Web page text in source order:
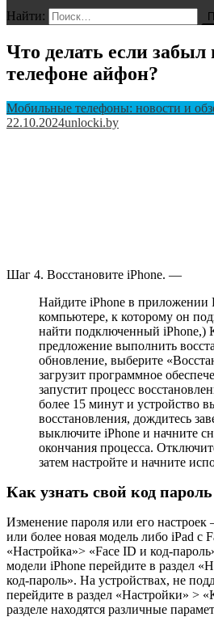
Найти:
Что делать если забыл
телефоне айфон?
Мобильные телефоны: новости и
22.10.2024unlocki.by
Шаг 4. Восстановите iPhone. —
Найдите iPhone в приложении
компьютере, к которому он
найти подключенный iPhone,)
предложение выполнить
обновление, выберите
загрузит программное
запустит процесс
более 15 минут и устройство
восстановления, дождитесь
выключите iPhone и начните
окончания процесса.
затем настройте и начните
Как узнать свой код
Изменение пароля или его
или более новая модель либо iPad с
«Настройка»> «Face ID и код-
модели iPhone перейдите в раздел
код-пароль». На устройствах, не
перейдите в раздел «Настройки» >
разделе находятся различные